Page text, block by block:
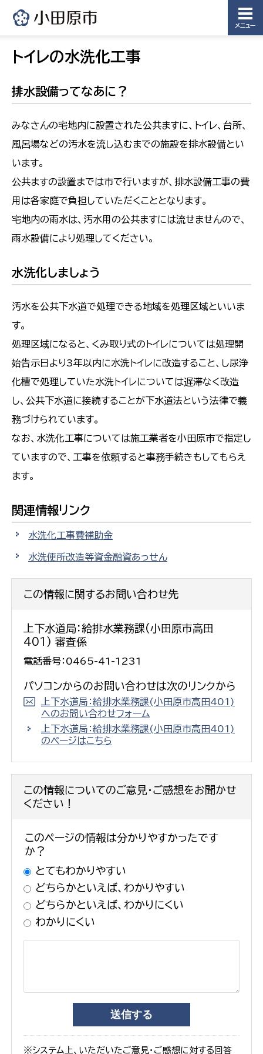
メニュー
トイレの水洗化工事
排水設備ってなあに？
みなさんの宅地内に設置された公共ますに、トイレ、台所、
風呂場などの汚水を流し込むまでの施設を排水設備とい
います。
公共ますの設置までは市で行いますが、排水設備工事の費
用は各家庭で負担していただくこととなります。
宅地内の雨水は、汚水用の公共ますには流せませんので、
雨水設備により処理してください。
水洗化しましょう
汚水を公共下水道で処理できる地域を処理区域といいま
す。
処理区域になると、くみ取り式のトイレについては処理開
始告示日より3年以内に水洗トイレに改造すること、し尿浄
化槽で処理していた水洗トイレについては遅滞なく改造
し、公共下水道に接続することが下水道法という法律で義
務づけられています。
なお、水洗化工事については施工業者を小田原市で指定し
ていますので、工事を依頼すると事務手続きもしてもらえ
ます。
関連情報リンク
水洗化工事費補助金
水洗便所改造等資金融資あっせん
この情報に関するお問い合わせ先
上下水道局：給排水業務課(小田原市高田
401) 審査係
電話番号：0465-41-1231
パソコンからのお問い合わせは次のリンクから
上下水道局：給排水業務課(小田原市高田401)
へのお問い合わせフォーム
上下水道局：給排水業務課(小田原市高田401)
のページはこちら
この情報についてのご意見・ご感想をお聞かせ
ください！
このページの情報は分かりやすかったです
か？
とてもわかりやすい
どちらかといえば、わかりやすい
どちらかといえば、わかりにくい
わかりにくい
※システム上、いただいたご意見・ご感想に対する回答